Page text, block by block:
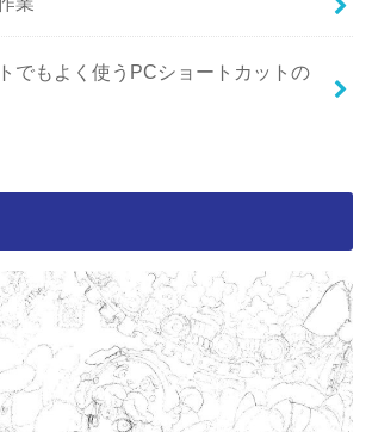
でもよく使うPCショートカットの